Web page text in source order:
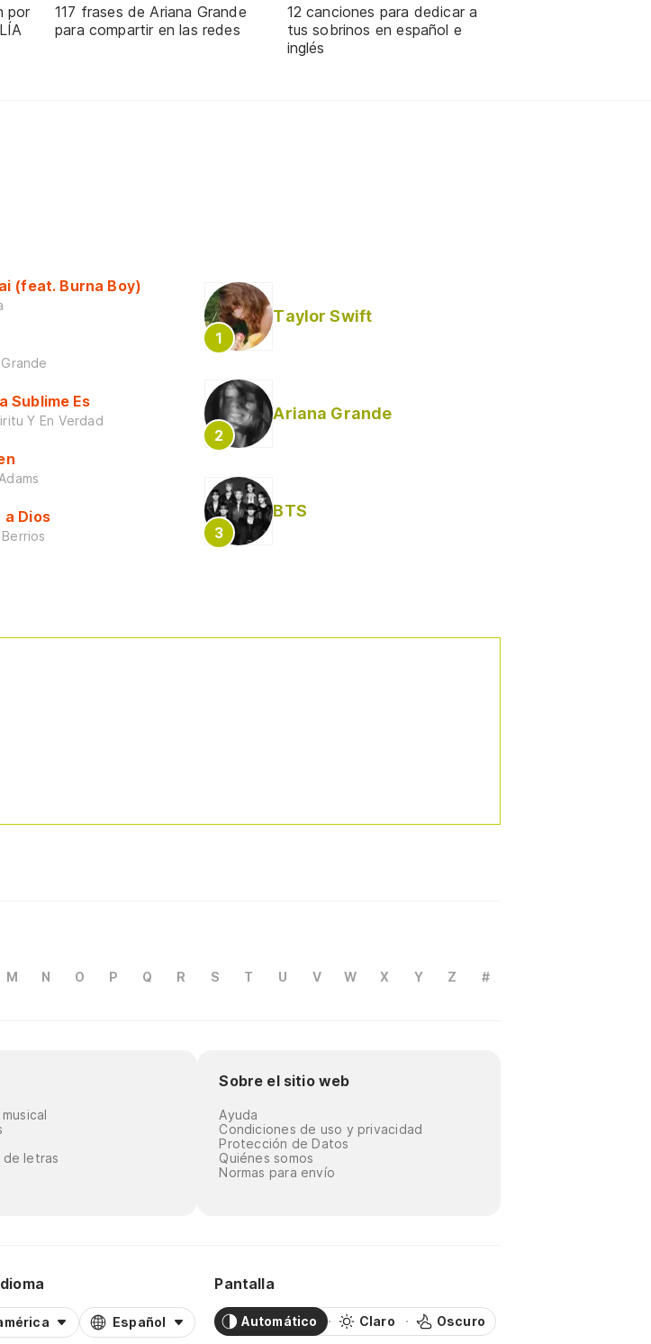
por
117 frases de Ariana Grande
para compartir en las redes
12 canciones para dedicar a
tus sobrinos en español e
inglés
(feat. Burna Boy)
Sublime Es
Y En Verdad
a Dios
Taylor Swift
Ariana Grande
BTS
M N O P Q R S T U V W X Y Z #
de letras
Sobre el sitio web
Ayuda
Condiciones de uso y privacidad
Protección de Datos
Quiénes somos
Normas para envío
Español
Pantalla
Automático Claro Oscuro